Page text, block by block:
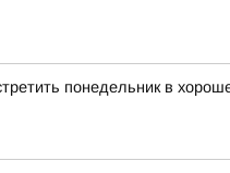
понедельник в